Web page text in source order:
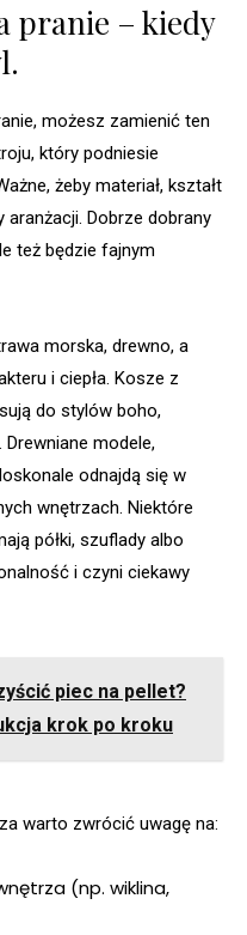
pranie – kiedy
możesz zamienić ten
który podniesie
żeby materiał, kształt
Dobrze dobrany
też będzie fajnym
morska, drewno, a
i ciepła. Kosze z
do stylów boho,
modele,
odnajdą się w
wnętrzach. Niektóre
półki, szuflady albo
i czyni ciekawy
piec na pellet?
krok po kroku
warto zwrócić uwagę na:
(np. wiklina,